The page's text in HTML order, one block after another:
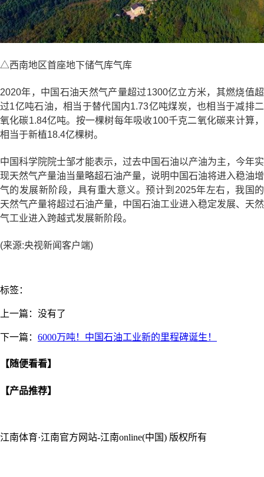
△西南地区首座地下储气库气库
2020年，中国石油天然气产量超过1300亿立方米，其燃烧值超
过1亿吨石油，相当于替代国内1.73亿吨煤炭，也相当于减排二
氧化碳1.84亿吨。按一棵树每年吸收100千克二氧化碳来计算，
相当于新植18.4亿棵树。
中国科学院院士邹才能表示，过去中国石油以产油为主，今年实
现天然气产量油当量略超石油产量，说明中国石油将进入稳油增
气的发展新阶段，具有重大意义。预计到2025年左右，我国的
天然气产量将超过石油产量，中国石油工业进入稳定发展、天然
气工业进入跨越式发展新阶段。
(来源:央视新闻客户端)
标签：
上一篇：没有了
下一篇： 6000万吨！中国石油工业新的里程碑诞生！
【随便看看】
【产品推荐】
江南体育·江南官方网站-江南online(中国) 版权所有